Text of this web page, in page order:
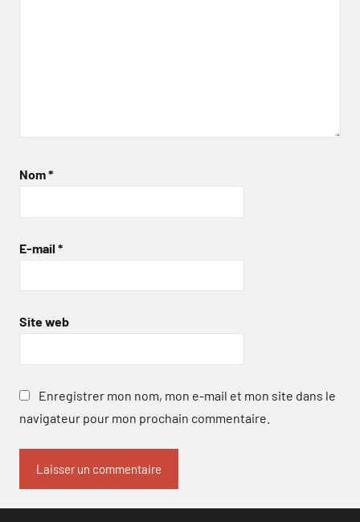
Nom*
E-mail *
Site web
Enregistrer mon nom, mon e-mail et mon site dans le
navigateur pour mon prochain commentaire.